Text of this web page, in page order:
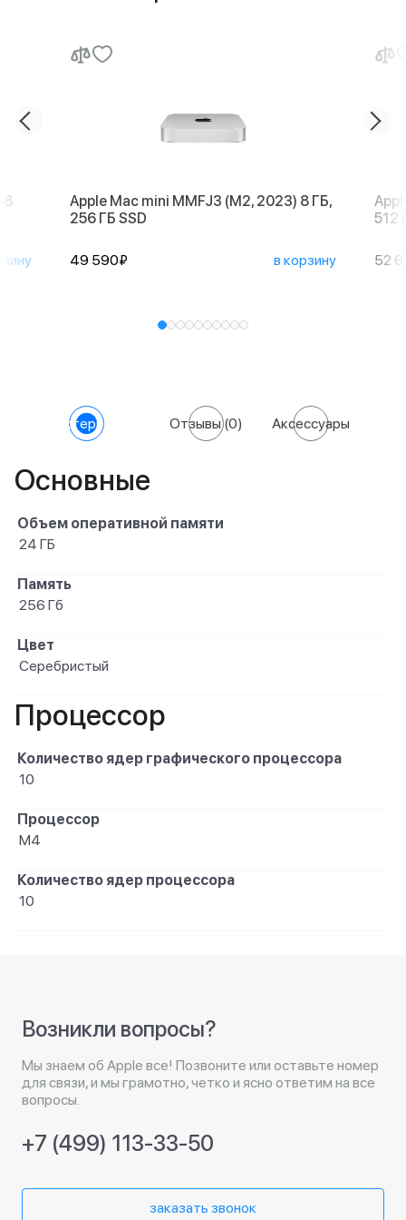
Apple Mac mini MMFJ3 (M2, 2023) 8 ГБ,
256 ГБ SSD
49 590₽ в корзину
512
52
Характеристики Отзывы(0) Аксессуары
Основные
Объем оперативной памяти
24 ГБ
Память
256 Гб
Цвет
Серебристый
Процессор
Количество ядер графического процессора
10
Процессор
M4
Количество ядер процессора
10
Возникли вопросы?
Мы знаем об Apple все! Позвоните или оставьте номер
для связи, и мы грамотно, четко и ясно ответим на все
вопросы.
+7 (499) 113-33-50
заказать звонок